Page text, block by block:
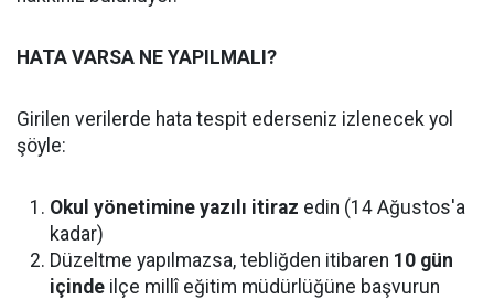
HATA VARSA NE YAPILMALI?
Girilen verilerde hata tespit ederseniz izlenecek yol
şöyle:
Okul yönetimine yazılı itiraz edin (14 Ağustos'a
kadar)
Düzeltme yapılmazsa, tebliğden itibaren 10 gün
içinde ilçe millî eğitim müdürlüğüne başvurun